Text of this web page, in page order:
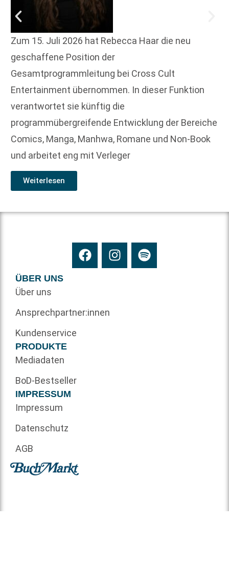
Zum 15. Juli 2026 hat Rebecca Haar die neu
geschaffene Position der
Gesamtprogrammleitung bei Cross Cult
Entertainment übernommen. In dieser Funktion
verantwortet sie künftig die
programmübergreifende Entwicklung der Bereiche
Comics, Manga, Manhwa, Romane und Non-Book
und arbeitet eng mit Verleger
Weiterlesen
ÜBER UNS
Über uns
Ansprechpartner:innen
Kundenservice
PRODUKTE
Mediadaten
BoD-Bestseller
IMPRESSUM
Impressum
Datenschutz
AGB